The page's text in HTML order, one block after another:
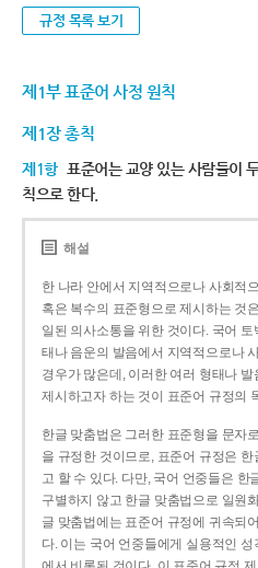
규정 목록 보기
제1부 표준어 사정 원칙
제1장 총칙
제1항 표준어는 교양 있는 사람들이
칙으로 한다.
해설
한 나라 안에서 지역적으로나 사회적
혹은 복수의 표준형으로 제시하는 것
일된 의사소통을 위한 것이다. 국어
태나 음운의 발음에서 지역적으로나
경우가 많은데, 이러한 여러 형태나
제시하고자 하는 것이 표준어 규정의
한글 맞춤법은 그러한 표준형을 문자
을 규정한 것이므로, 표준어 규정은
고 할 수 있다. 다만, 국어 언중들은 한
구별하지 않고 한글 맞춤법으로 일원
글 맞춤법에는 표준어 규정에 귀속되
다. 이는 국어 언중들에게 실용적인